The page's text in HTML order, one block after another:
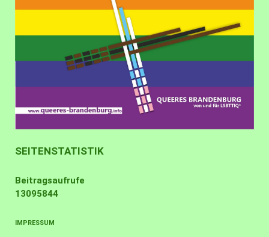
SEITENSTATISTIK
Beitragsaufrufe
13095844
IMPRESSUM